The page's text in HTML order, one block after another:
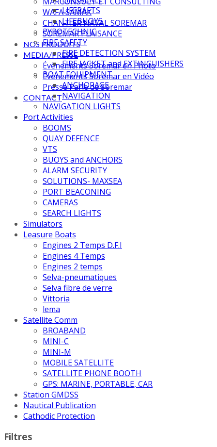
WAFA SAMAK
CHANTIER NAVAL SOREMAR
SOREMAR PLAISANCE
NOS PRODUITS
MEDIA/PRESSE
Évènements Soremar en Photo
Évènements Soremar en Vidéo
Presse Parle de Soremar
CONTACT
LIFERAFTS
LIFEBUOYS
PYROTECHNIC
FIRE SAFETY
FIRE DETECTION SYSTEM
FIRE JACKET and EXTINGUISHERS
BOAT EQUIPMENT
ANCHORAGE
NAVIGATION
NAVIGATION LIGHTS
Port Activities
BOOMS
QUAY DEFENCE
VTS
BUOYS and ANCHORS
ALARM SECURITY
SOLUTIONS- MAXSEA
PORT BEACONING
CAMERAS
SEARCH LIGHTS
Simulators
Leasure Boats
Engines 2 Temps D.F.I
Engines 4 Temps
Engines 2 temps
Selva-pneumatiques
Selva fibre de verre
Vittoria
lema
Satellite Comm
BROABAND
MINI-C
MINI-M
MOBILE SATELLITE
SATELLITE PHONE BOOTH
GPS: MARINE, PORTABLE, CAR
Station GMDSS
Nautical Publication
Cathodic Protection
Filtres